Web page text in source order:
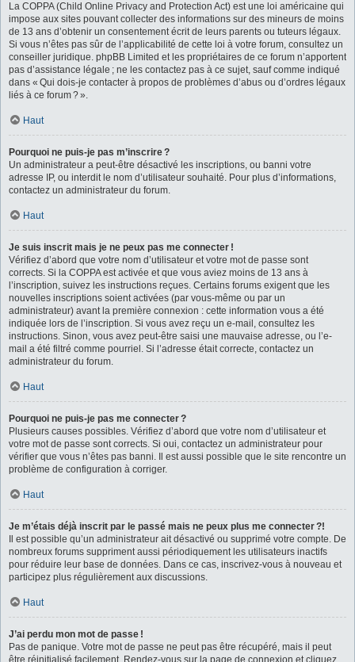
La COPPA (Child Online Privacy and Protection Act) est une loi américaine qui
impose aux sites pouvant collecter des informations sur des mineurs de moins
de 13 ans d’obtenir un consentement écrit de leurs parents ou tuteurs légaux.
Si vous n’êtes pas sûr de l’applicabilité de cette loi à votre forum, consultez un
conseiller juridique. phpBB Limited et les propriétaires de ce forum n’apportent
pas d’assistance légale ; ne les contactez pas à ce sujet, sauf comme indiqué
dans « Qui dois-je contacter à propos de problèmes d’abus ou d’ordres légaux
liés à ce forum ? ».
Haut
Pourquoi ne puis-je pas m’inscrire ?
Un administrateur a peut-être désactivé les inscriptions, ou banni votre
adresse IP, ou interdit le nom d’utilisateur souhaité. Pour plus d’informations,
contactez un administrateur du forum.
Haut
Je suis inscrit mais je ne peux pas me connecter !
Vérifiez d’abord que votre nom d’utilisateur et votre mot de passe sont
corrects. Si la COPPA est activée et que vous aviez moins de 13 ans à
l’inscription, suivez les instructions reçues. Certains forums exigent que les
nouvelles inscriptions soient activées (par vous-même ou par un
administrateur) avant la première connexion : cette information vous a été
indiquée lors de l’inscription. Si vous avez reçu un e-mail, consultez les
instructions. Sinon, vous avez peut-être saisi une mauvaise adresse, ou l’e-
mail a été filtré comme pourriel. Si l’adresse était correcte, contactez un
administrateur du forum.
Haut
Pourquoi ne puis-je pas me connecter ?
Plusieurs causes possibles. Vérifiez d’abord que votre nom d’utilisateur et
votre mot de passe sont corrects. Si oui, contactez un administrateur pour
vérifier que vous n’êtes pas banni. Il est aussi possible que le site rencontre un
problème de configuration à corriger.
Haut
Je m’étais déjà inscrit par le passé mais ne peux plus me connecter ?!
Il est possible qu’un administrateur ait désactivé ou supprimé votre compte. De
nombreux forums suppriment aussi périodiquement les utilisateurs inactifs
pour réduire leur base de données. Dans ce cas, inscrivez-vous à nouveau et
participez plus régulièrement aux discussions.
Haut
J’ai perdu mon mot de passe !
Pas de panique. Votre mot de passe ne peut pas être récupéré, mais il peut
être réinitialisé facilement. Rendez-vous sur la page de connexion et cliquez